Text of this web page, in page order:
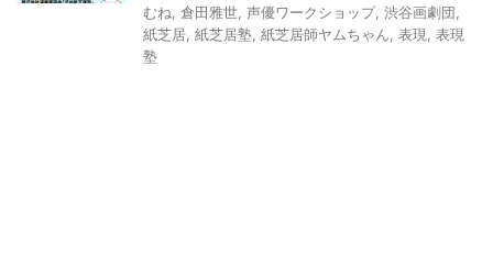
むね 倉田雅世 声優ワークショップ, 渋谷画劇団
紙芝居 紙芝居塾 紙芝居師ヤムちゃん 表現
表現
塾